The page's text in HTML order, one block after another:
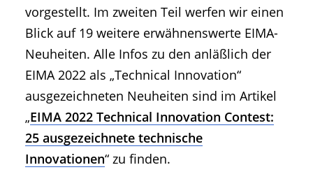
vorgestellt. Im zweiten Teil werfen wir einen
Blick auf 19 weitere erwähnenswerte EIMA-
Neuheiten. Alle Infos zu den anläßlich der
EIMA 2022 als „Technical Innovation“
ausgezeichneten Neuheiten sind im Artikel
„EIMA 2022 Technical Innovation Contest:
25 ausgezeichnete technische
Innovationen“ zu finden.